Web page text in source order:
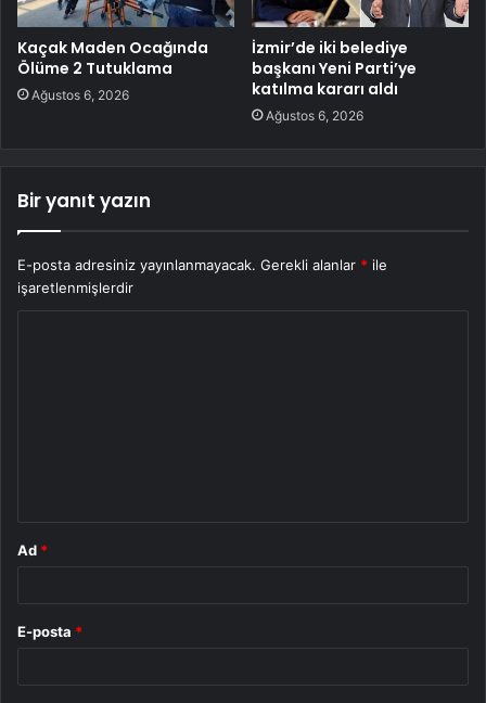
Kaçak Maden Ocağında
Ölüme 2 Tutuklama
Ağustos 6, 2026
İzmir’de iki belediye
başkanı Yeni Parti’ye
katılma kararı aldı
Ağustos 6, 2026
Bir yanıt yazın
E-posta adresiniz yayınlanmayacak. Gerekli alanlar * ile
işaretlenmişlerdir
Ad *
E-posta *